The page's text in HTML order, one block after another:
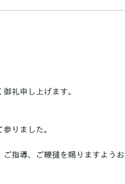
礼申し上げます。
りました。
指導、ご鞭撻を賜りますようお